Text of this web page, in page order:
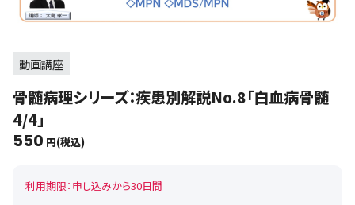
動画講座
骨髄病理シリーズ：疾患別解説No.8「白血病骨髄
4/4」
550 円(税込)
利用期限：申し込みから30日間